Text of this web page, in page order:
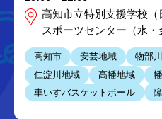
高知市立特別支援学校
スポーツセンター（水・
高知市 安芸地域 物部
仁淀川地域
高幡地域
車いすバスケットボール